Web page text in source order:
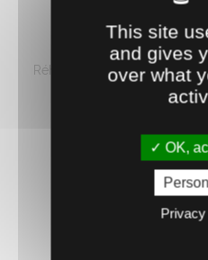
RÉHAUSSE TRÉMIE
Réhausse pour augmenter la
stockage de
AJOUTER
This site
and gives
over what
OK,